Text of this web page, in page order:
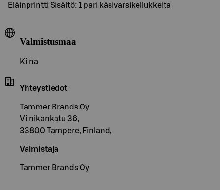
Eläinprintti Sisältö: 1 pari käsivarsikellukkeita
Valmistusmaa
Kiina
Yhteystiedot
Tammer Brands Oy
Viinikankatu 36,
33800 Tampere, Finland,
Valmistaja
Tammer Brands Oy